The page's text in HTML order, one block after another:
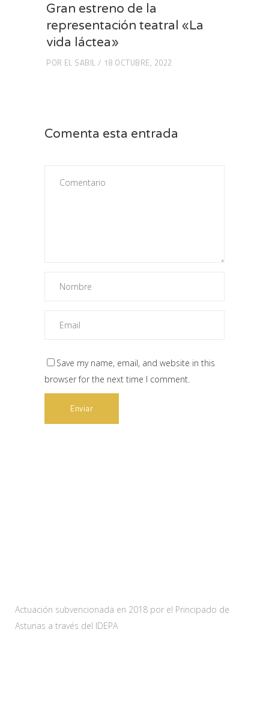
Gran estreno de la
representación teatral «La
vida láctea»
POR EL SABIL 18 OCTUBRE, 2022
Comenta esta entrada
Save my name, email, and website in this
browser for the next time I comment.
Actuación subvencionada en 2018 por el Principado de
Asturias a través del IDEPA